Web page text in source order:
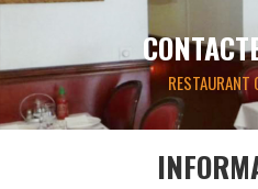
RESTAURANT